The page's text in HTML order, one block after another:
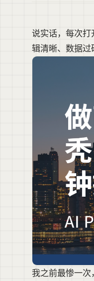
说实话，每次
辑清晰、数据过
我之前最惨一